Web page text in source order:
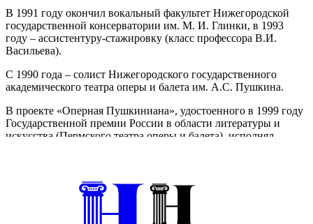
В 1991 году окончил вокальный факультет Нижегородской
государственной консерватории им. М. И. Глинки, в 1993
году – ассистентуру-стажировку (класс профессора В.И.
Васильева).
С 1990 года – солист Нижегородского государственного
академического театра оперы и балета им. А.С. Пушкина.
В проекте «Оперная Пушкиниана», удостоенного в 1999 году
Государственной премии России в области литературы и
искусства (Пермского театра оперы и балета), исполнял
Участник международного фестиваля «Дягилевские сезоны:
Пермь-Петербург-Париж» (2005), фестиваля им. Ф. Шаляпина
в Казани (2000, 2001), Международного фестиваля искусств